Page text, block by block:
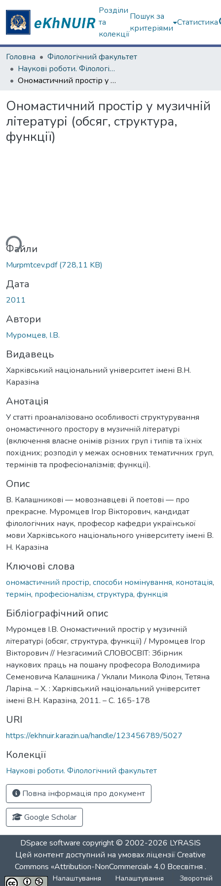
Розділи
та
колекції
Пошук за
критеріями
Статистика
Головна
Філологічний факультет
Наукові роботи. Філологічний факультет
Ономастичний простір у музичній літературі (обсяг, структура, функції)
Ономастичний простір у музичній
літературі (обсяг, структура,
функції)
Файли
Murpmtcev.pdf(728,11 KB)
Дата
2011
Автори
Муромцев, І.В.
Видавець
Харківський національний університет імені В.Н.
Каразіна
Анотація
У статті проаналізовано особливості структурування
ономастичного простору в музичній літературі
(включення власне онімів різних груп і типів та їхніх
похідних; розподіл у межах основних тематичних груп,
термінів та професіоналізмів; функції).
Опис
В. Калашникові — мовознавцеві й поетові — про
прекрасне. Муромцев Ігор Вікторович, кандидат
філологічних наук, професор кафедри української
мови Харківського національного університету імені В.
Н. Каразіна
Ключові слова
ономастичний простір, способи номінування, конотація,
термін, професіоналізм, структура, функція
Бібліографічний опис
Муромцев І.В. Ономастичний простір у музичній
літературі (обсяг, структура, функції) / Муромцев Ігор
Вікторович // Незгасимий СЛОВОСВІТ: Збірник
наукових праць на пошану професора Володимира
Семеновича Калашника / Уклали Микола Філон, Тетяна
Ларіна. – Х. : Харківський національний університет
імені В.Н. Каразіна, 2011. – С. 165-178
URI
https://ekhnuir.karazin.ua/handle/123456789/5027
Колекції
Наукові роботи. Філологічний факультет
Повна інформація про документ
Google Scholar
DSpace software copyright © 2002-2026 LYRASIS
Цей контент доступний на умовах ліцензіїCreative
Commons «Attribution-NonCommercial» 4.0 Всесвітня .
Налаштування
Налаштування
Зворотній